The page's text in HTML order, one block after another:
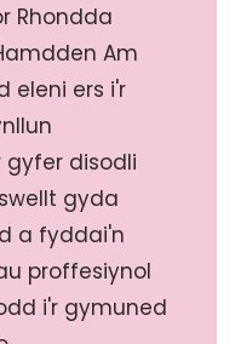
Rhondda
Am
eleni ers i'r
disodli
gyda
a fyddai'n
proffesiynol
i'r gymuned